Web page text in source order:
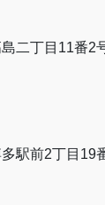
二丁目11番2
駅前2丁目19